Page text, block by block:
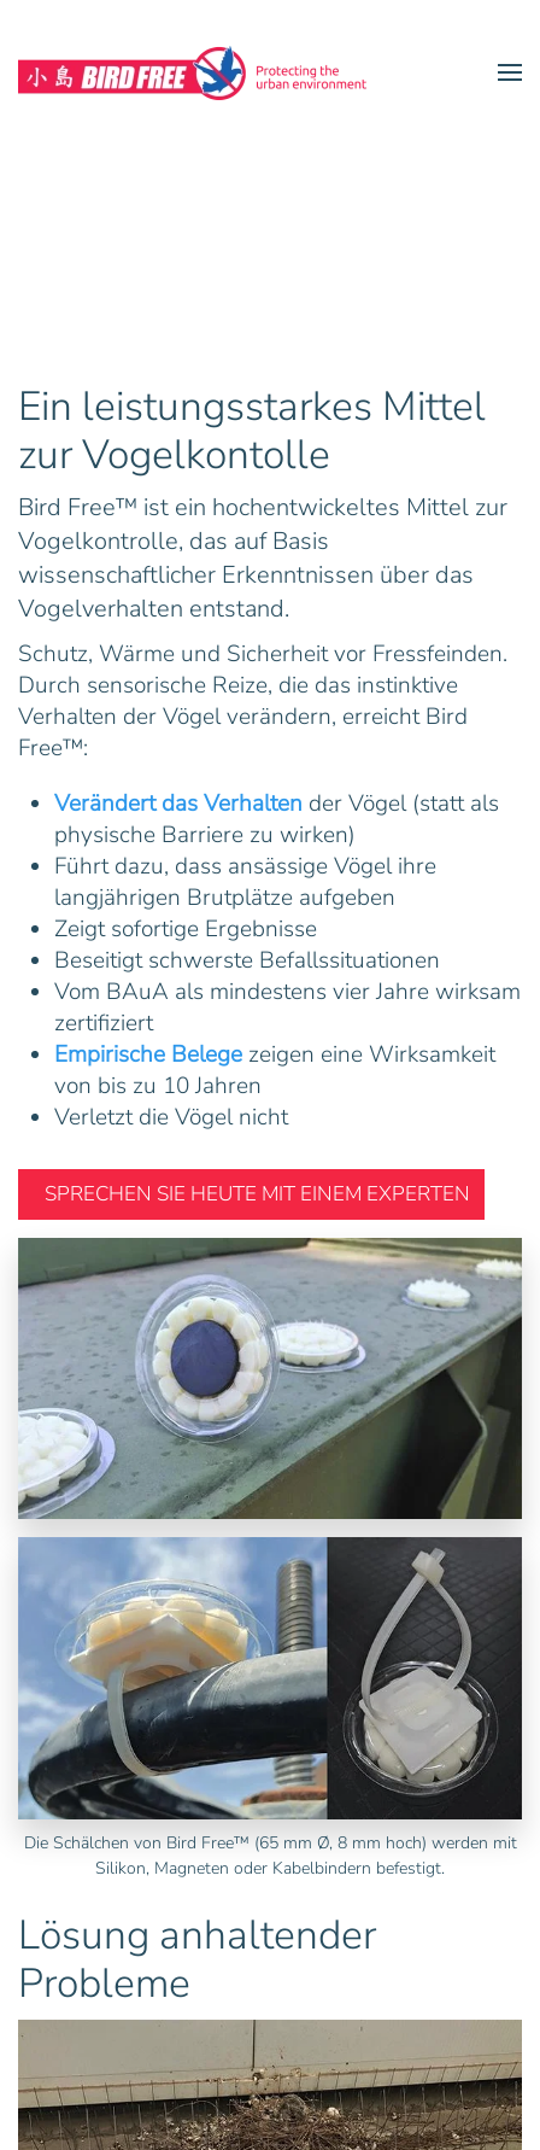
Zum Hauptinhalt springen
Ein leistungsstarkes Mittel
zur Vogelkontolle
Bird Free™ ist ein hochentwickeltes Mittel zur
Vogelkontrolle, das auf Basis
wissenschaftlicher Erkenntnissen über das
Vogelverhalten entstand.
Schutz, Wärme und Sicherheit vor Fressfeinden.
Durch sensorische Reize, die das instinktive
Verhalten der Vögel verändern, erreicht Bird
Free™:
Verändert das Verhalten der Vögel (statt als
physische Barriere zu wirken)
Führt dazu, dass ansässige Vögel ihre
langjährigen Brutplätze aufgeben
Zeigt sofortige Ergebnisse
Beseitigt schwerste Befallssituationen
Vom BAuA als mindestens vier Jahre wirksam
zertifiziert
Empirische Belege zeigen eine Wirksamkeit
von bis zu 10 Jahren
Verletzt die Vögel nicht
SPRECHEN SIE HEUTE MIT EINEM EXPERTEN
Die Schälchen von Bird Free™ (65 mm Ø, 8 mm hoch) werden mit
Silikon, Magneten oder Kabelbindern befestigt.
Lösung anhaltender
Probleme